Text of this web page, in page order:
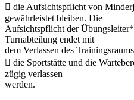
 die Aufsichtspflicht von
gewährleistet bleiben. Die
Aufsichtspflicht der
Turnabteilung endet mit
dem Verlassen des
 die Sportstätte und die
zügig verlassen
werden.